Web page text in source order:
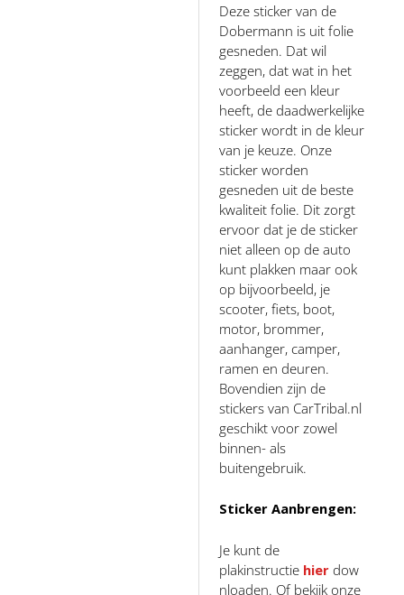
Deze sticker van de
Dobermann is uit folie
gesneden. Dat wil
zeggen, dat wat in het
voorbeeld een kleur
heeft, de daadwerkelijke
sticker wordt in de kleur
van je keuze. Onze
sticker worden
gesneden uit de beste
kwaliteit folie. Dit zorgt
ervoor dat je de sticker
niet alleen op de auto
kunt plakken maar ook
op bijvoorbeeld, je
scooter, fiets, boot,
motor, brommer,
aanhanger, camper,
ramen en deuren.
Bovendien zijn de
stickers van CarTribal.nl
geschikt voor zowel
binnen- als
buitengebruik.
Sticker Aanbrengen:
Je kunt de
plakinstructie hierdow
nloaden. Of bekijk onze